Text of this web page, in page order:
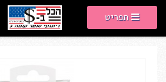
תפריט